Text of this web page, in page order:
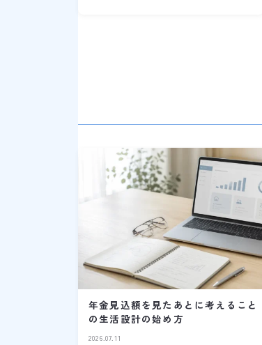
年金見込額を見たあとに考えること
の生活設計の始め方
2026.07.11